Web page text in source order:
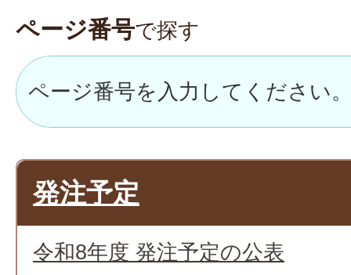
ページ番号で探す
発注予定
令和8年度 発注予定の公表